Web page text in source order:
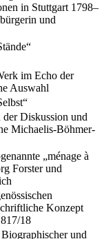
in Stuttgart 1798–
und
im Echo der
Auswahl
Diskussion und
Michaelis-Böhmer-
„ménage à
Forster und
Konzept
18